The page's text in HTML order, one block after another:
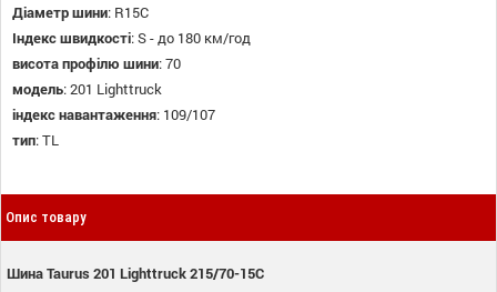
Діаметр шини: R15C
Індекс швидкості:S - до 180 км/год
висота профілю шини:70
модель:201 Lighttruck
індекс навантаження: 109/107
тип:TL
Опис товару
Шина Taurus 201 Lighttruck 215/70-15C